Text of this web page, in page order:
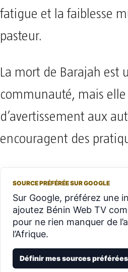
fatigue et la faiblesse
pasteur.
La mort de Barajah est
communauté, mais
d’avertissement aux
encouragent des
SOURCE PRÉFÉRÉE SUR GOOGLE
Sur Google, préférez une
ajoutez Bénin Web TV
pour ne rien manquer de
l’Afrique.
Définir mes sources préférées